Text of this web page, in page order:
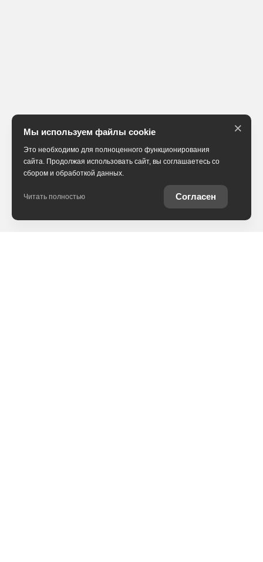
Мы используем файлы cookie
Это необходимо для полноценного функционирования
сайта. Продолжая использовать сайт, вы соглашаетесь со
сбором и обработкой данных.
Читать полностью Согласен
×